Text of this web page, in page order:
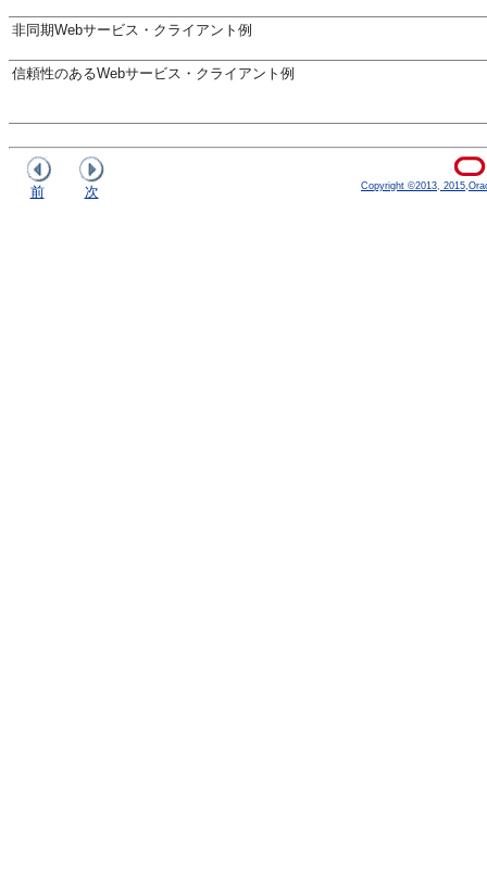
非同期Webサービス・クライアント例
信頼性のあるWebサービス・クライアント例
前 次 Copyright ©2013,